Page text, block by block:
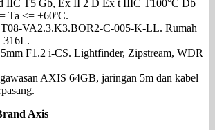
IIC T5 Gb, Ex II 2 D Ex t IIIC T100°C Db
Ta <= +60ºC.
VA2.3.K3.BOR2-C-005-K-LL. Rumah
316L.
F1.2 i-CS. Lightfinder, Zipstream, WDR
AXIS 64GB, jaringan 5m dan kabel
Axis